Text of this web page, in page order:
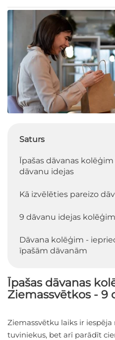
Saturs
Īpašas dāvanas
dāvanu idejas
Kā izvēlēties pareizo
9 dāvanu idejas
Dāvana kolēģim -
īpašām dāvanām
Īpašas dāvanas
Ziemassvētkos - 9
Ziemassvētku laiks ir
tuviniekus, bet arī parādīt